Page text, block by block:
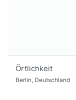
Örtlichkeit
Berlin, Deutschland